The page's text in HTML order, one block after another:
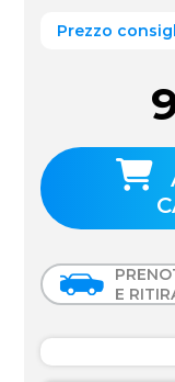
Prezzo
E